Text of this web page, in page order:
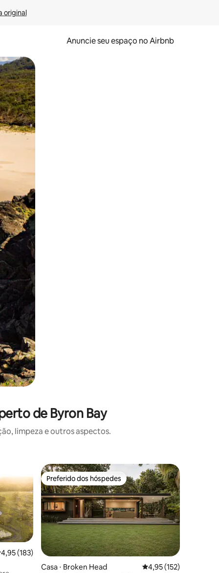
original
Anuncie seu espaço no Airbnb
o dedo na tela.
de Byron Bay
limpeza e outros aspectos.
de uma avaliação média de 5, 183 avaliações
4,95 (183)
Preferido dos hóspedes
Preferido dos hóspedes
Casa ⋅ Broken Head 4,95 de uma avaliação
4,95 (152)